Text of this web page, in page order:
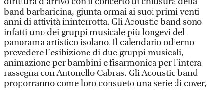
band barbaricina, giunta ormai ai suoi primi venti
anni di attività ininterrotta. Gli Acoustic band sono
infatti uno dei gruppi musicale più longevi del
panorama artistico isolano. Il calendario odierno
prevedere l’esibizione di due gruppi musicali,
animazione per bambini e fisarmonica per l’intera
rassegna con Antonello Cabras. Gli Acoustic band
proporranno come loro consueto una serie di cover,